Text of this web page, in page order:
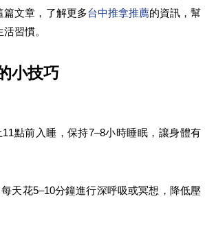
篇文章，了解更多台中推拿推薦的資訊，幫
習慣。
小技巧
11點前入睡，保持7–8小時睡眠，讓身體有
每天花5–10分鐘進行深呼吸或冥想，降低壓